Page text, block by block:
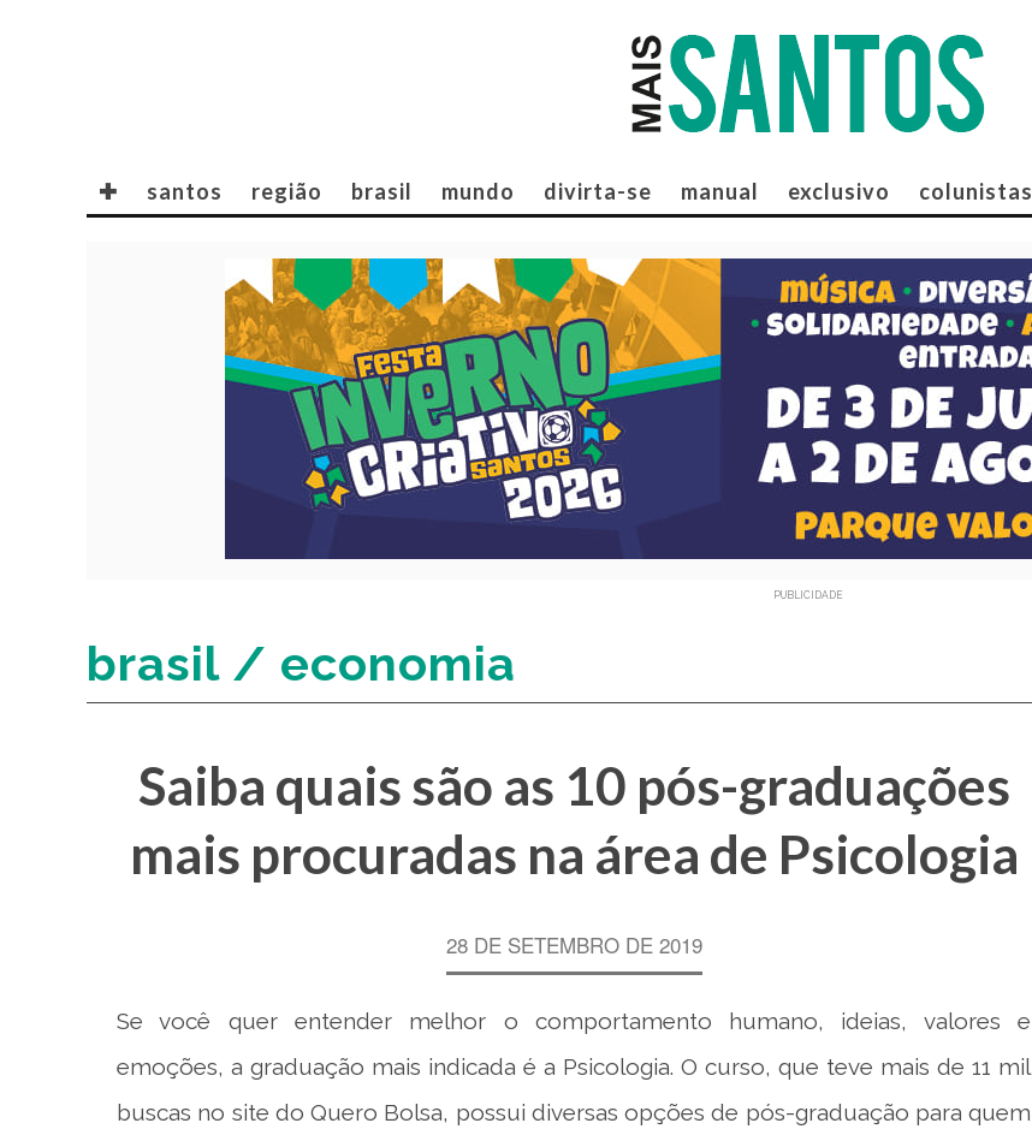
✚ santos região brasil mundo divirta-se manual exclusivo colunistas
PUBLICIDADE
brasil / economia
Saiba quais são as 10 pós-graduações
mais procuradas na área de Psicologia
28 DE SETEMBRO DE 2019
Se você quer entender melhor o comportamento humano, ideias, valores e
emoções, a graduação mais indicada é a Psicologia. O curso, que teve mais de 11 mil
buscas no site do Quero Bolsa, possui diversas opções de pós-graduação para quem